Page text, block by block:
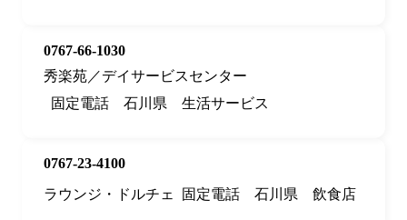
0767-66-1030
秀楽苑／デイサービスセンター
固定電話
石川県 生活サービス
0767-23-4100
ラウンジ・ドルチェ
固定電話 石川県 飲食店